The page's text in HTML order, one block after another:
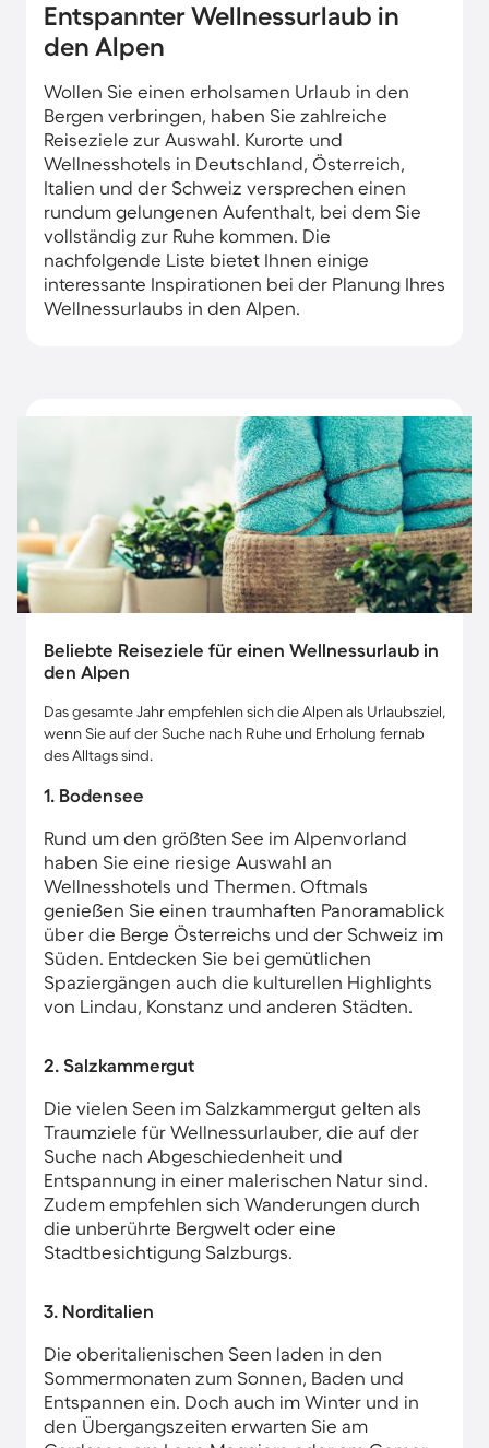
Entspannter Wellnessurlaub in
den Alpen
Wollen Sie einen erholsamen Urlaub in den
Bergen verbringen, haben Sie zahlreiche
Reiseziele zur Auswahl. Kurorte und
Wellnesshotels in Deutschland, Österreich,
Italien und der Schweiz versprechen einen
rundum gelungenen Aufenthalt, bei dem Sie
vollständig zur Ruhe kommen. Die
nachfolgende Liste bietet Ihnen einige
interessante Inspirationen bei der Planung Ihres
Wellnessurlaubs in den Alpen.
Beliebte Reiseziele für einen Wellnessurlaub in
den Alpen
Das gesamte Jahr empfehlen sich die Alpen als Urlaubsziel,
wenn Sie auf der Suche nach Ruhe und Erholung fernab
des Alltags sind.
1. Bodensee
Rund um den größten See im Alpenvorland
haben Sie eine riesige Auswahl an
Wellnesshotels und Thermen. Oftmals
genießen Sie einen traumhaften Panoramablick
über die Berge Österreichs und der Schweiz im
Süden. Entdecken Sie bei gemütlichen
Spaziergängen auch die kulturellen Highlights
von Lindau, Konstanz und anderen Städten.
2. Salzkammergut
Die vielen Seen im Salzkammergut gelten als
Traumziele für Wellnessurlauber, die auf der
Suche nach Abgeschiedenheit und
Entspannung in einer malerischen Natur sind.
Zudem empfehlen sich Wanderungen durch
die unberührte Bergwelt oder eine
Stadtbesichtigung Salzburgs.
3. Norditalien
Die oberitalienischen Seen laden in den
Sommermonaten zum Sonnen, Baden und
Entspannen ein. Doch auch im Winter und in
den Übergangszeiten erwarten Sie am